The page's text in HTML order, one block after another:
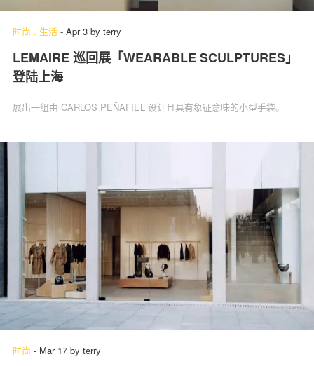
时尚 . 生活 - Apr 3 by terry
LEMAIRE 巡回展「WEARABLE SCULPTURES」
登陆上海
展出一组由 CARLOS PEÑAFIEL 设计且具有象征意味的小型手袋。
时尚 - Mar 17 by terry